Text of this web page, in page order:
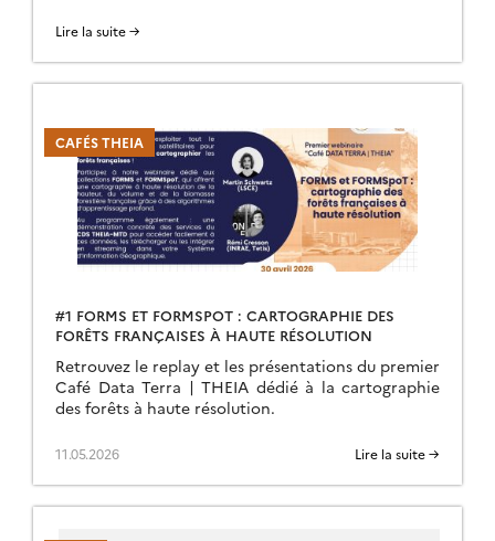
Lire la suite →
CAFÉS THEIA
#1 FORMS ET FORMSPOT : CARTOGRAPHIE DES
FORÊTS FRANÇAISES À HAUTE RÉSOLUTION
Retrouvez le replay et les présentations du premier
Café Data Terra | THEIA dédié à la cartographie
des forêts à haute résolution.
11.05.2026 Lire la suite →